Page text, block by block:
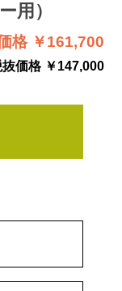
用）
格 ￥161,700
抜価格 ￥147,000